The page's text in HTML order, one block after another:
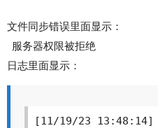
文件同步错误里面显示：
服务器权限被拒绝
日志里面显示：
[11/19/23 13:48:14]